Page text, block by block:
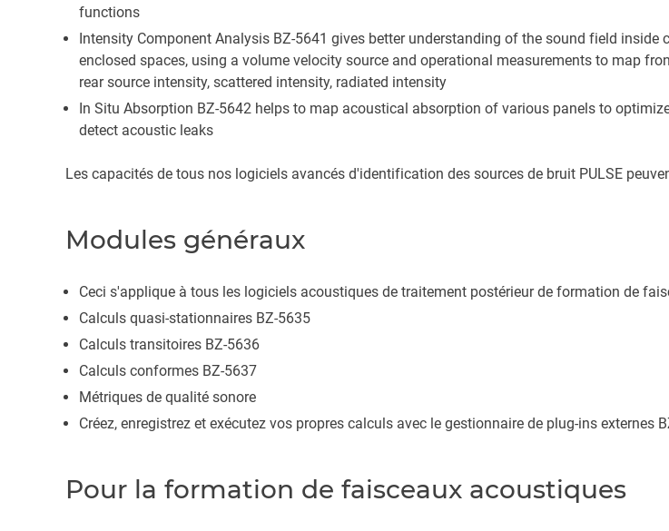
functions
Intensity Component Analysis BZ-5641 gives better understanding of the sound field inside
enclosed spaces, using a volume velocity source and operational measurements to map
rear source intensity, scattered intensity, radiated intensity
In Situ Absorption BZ-5642 helps to map acoustical absorption of various panels to
detect acoustic leaks
Les capacités de tous nos logiciels avancés d'identification des sources de bruit PULSE
Modules généraux
Ceci s'applique à tous les logiciels acoustiques de traitement postérieur de formation de
Calculs quasi-stationnaires BZ-5635
Calculs transitoires BZ-5636
Calculs conformes BZ-5637
Métriques de qualité sonore
Créez, enregistrez et exécutez vos propres calculs avec le gestionnaire de plug-ins externes
Pour la formation de faisceaux acoustiques